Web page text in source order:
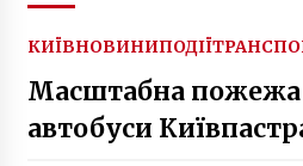
КИЇВНОВИНИПОДІЇ
Масштабна
автобуси